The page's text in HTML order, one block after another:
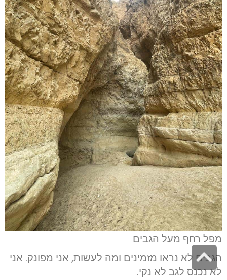
מפל רחף מעל הגבים
הגבים לא נראו מזמינים ומה לעשות, אני מפונק. אני
לא נכנס לגב לא נקי.
גלילה
לראש